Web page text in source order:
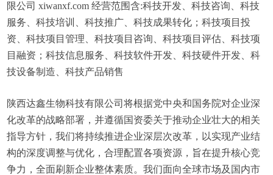
限公司 xiwanxf.com 经营范围含:科技开发、科技咨询、科技
服务、科技培训、科技推广、科技成果转化；科技项目投
资、科技项目管理、科技项目咨询、科技项目评估、科技项
目融资；科技信息服务、科技软件开发、科技硬件开发、科
技设备制造、科技产品销售
陕西达鑫生物科技有限公司将根据党中央和国务院对企业深
化改革的战略部署，并遵循国资委关于推动企业壮大的相关
指导方针，我们将持续推进企业深层次改革，以实现产业结
构的深度调整与优化，合理配置各项资源，旨在提升核心竞
争力，全面刷新企业整体素质。我们面向全球市场及国内市